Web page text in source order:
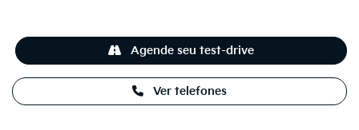
Ver telefones
Agende seu test-drive